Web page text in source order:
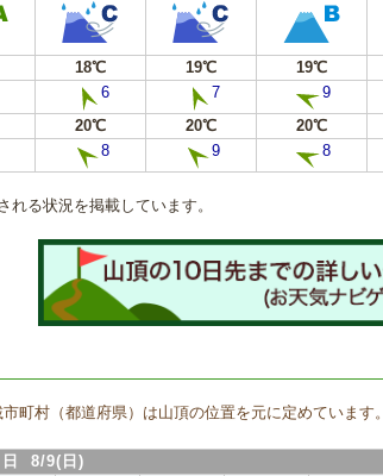
18℃ 19℃ 19℃
6 7 9
20℃ 20℃ 20℃
8 9 8
る状況を掲載しています。
町村（都道府県）は山頂の位置を元に定めています。
日 8/9(日)